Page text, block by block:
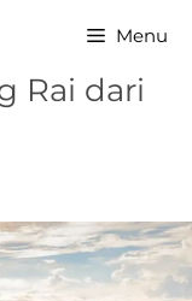
Menu
Rai dari